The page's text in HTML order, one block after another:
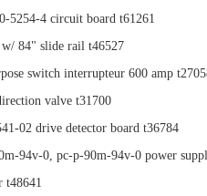
5254-4 circuit board t61261
84" slide rail t46527
switch interrupteur 600 amp
valve t31700
02 drive detector board t36784
94v-0, pc-p-90m-94v-0 power
t48641